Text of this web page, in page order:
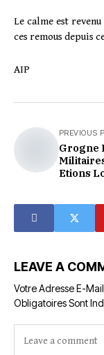
Le calme est
ces remous depuis
AIP
PREVIOUS
Grogne
Etions
LEAVE A
Votre Adresse E-
Obligatoires Sont